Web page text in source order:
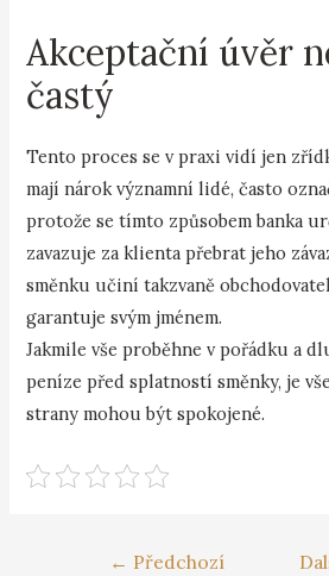
Akceptační úvěr
častý
Tento proces se v praxi vidí jen
mají nárok významní lidé, často
protože se tímto způsobem banka
zavazuje za klienta přebrat jeho
směnku učiní takzvaně
garantuje svým jménem.
Jakmile vše proběhne v pořádku a
peníze před splatností směnky, je
strany mohou být spokojené.
← Předchozí